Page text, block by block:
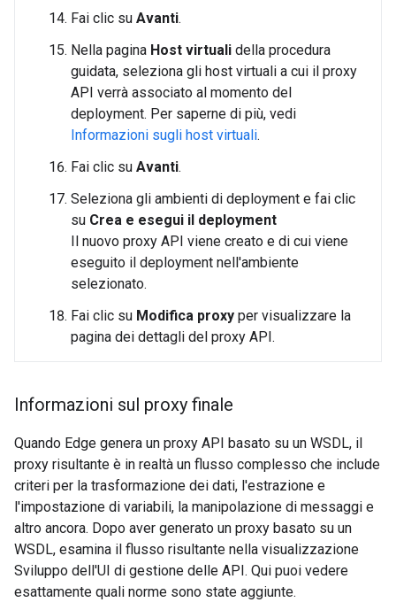
Fai clic su Avanti.
Nella pagina Host virtuali della procedura
guidata, seleziona gli host virtuali a cui il proxy
API verrà associato al momento del
deployment. Per saperne di più, vedi
Informazioni sugli host virtuali.
Fai clic su Avanti.
Seleziona gli ambienti di deployment e fai clic
su Crea e esegui il deployment
Il nuovo proxy API viene creato e di cui viene
eseguito il deployment nell'ambiente
selezionato.
Fai clic su Modifica proxy per visualizzare la
pagina dei dettagli del proxy API.
Informazioni sul proxy finale
Quando Edge genera un proxy API basato su un WSDL, il
proxy risultante è in realtà un flusso complesso che include
criteri per la trasformazione dei dati, l'estrazione e
l'impostazione di variabili, la manipolazione di messaggi e
altro ancora. Dopo aver generato un proxy basato su un
WSDL, esamina il flusso risultante nella visualizzazione
Sviluppo dell'UI di gestione delle API. Qui puoi vedere
esattamente quali norme sono state aggiunte.